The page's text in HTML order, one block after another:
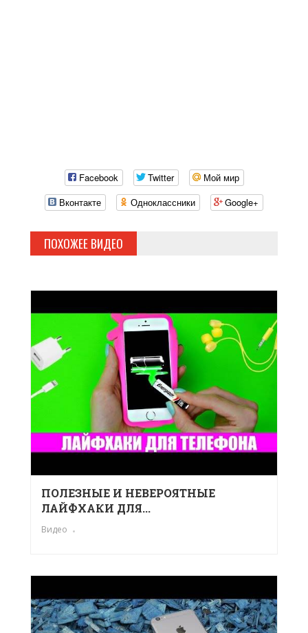
Facebook Twitter
Мой мир
Вконтакте
Одноклассники Google+
ПОХОЖЕЕ ВИДЕО
ПОЛЕЗНЫЕ И НЕВЕРОЯТНЫЕ
ЛАЙФХАКИ ДЛЯ...
Видео